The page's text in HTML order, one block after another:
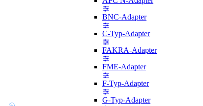
BNC-Adapter
C-Typ-Adapter
FAKRA-Adapter
FME-Adapter
F-Typ-Adapter
G-Typ-Adapter